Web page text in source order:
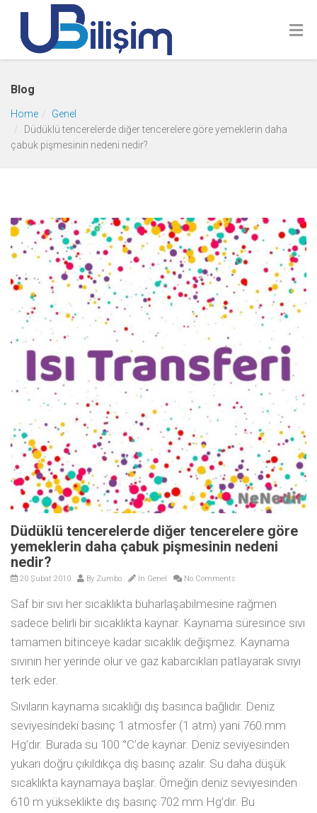
Blog
Home
Genel
Düdüklü tencerelerde diğer tencerelere göre yemeklerin daha
çabuk pişmesinin nedeni nedir?
Düdüklü tencerelerde diğer tencerelere göre
yemeklerin daha çabuk pişmesinin nedeni
nedir?
20 Şubat 2010 By Zumbo In Genel No Comments
Saf bir sıvı her sıcaklıkta buharlaşabilmesine rağmen
sadece belirli bir sıcaklıkta kaynar. Kaynama süresince sıvı
tamamen bitinceye kadar sıcaklık değişmez. Kaynama
sıvının her yerinde olur ve gaz kabarcıkları patlayarak sıvıyı
terk eder.
Sıvıların kaynama sıcaklığı dış basınca bağlıdır. Deniz
seviyesindeki basınç 1 atmosfer (1 atm) yani 760 mm
Hg’dır. Burada su 100 °C’de kaynar. Deniz seviyesinden
yukarı doğru çıkıldıkça dış basınç azalır. Su daha düşük
sıcaklıkta kaynamaya başlar. Örneğin deniz seviyesinden
610 m yükseklikte dış basınç 702 mm Hg’dır. Bu